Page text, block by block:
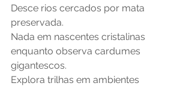
Desce rios cercados por mata
preservada.
Nada em nascentes cristalinas
enquanto observa cardumes
gigantescos.
Explora trilhas em ambientes